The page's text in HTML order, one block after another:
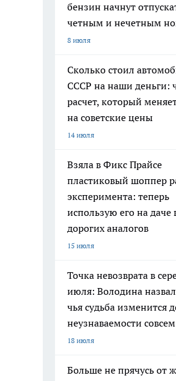
бензин начнут
четным и нечетным
8 июля
Сколько стоил
СССР на наши деньги:
расчет, который
на советские цены
14 июля
Взяла в Фикс Прайсе
пластиковый шоппер
эксперимента: теперь
использую его на даче
дорогих аналогов
15 июля
Точка невозврата в
июля: Володина
чья судьба изменится
неузнаваемости
18 июля
Больше не прячусь от